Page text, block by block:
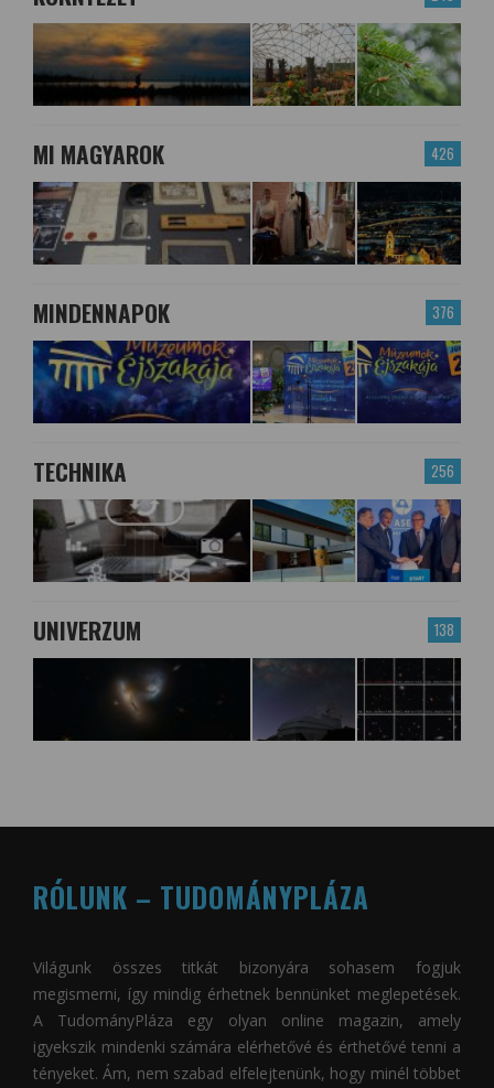
426
MI MAGYAROK
376
MINDENNAPOK
256
TECHNIKA
138
UNIVERZUM
RÓLUNK – TUDOMÁNYPLÁZA
Világunk összes titkát bizonyára sohasem fogjuk
megismerni, így mindig érhetnek bennünket meglepetések.
A TudományPláza egy olyan online magazin, amely
igyekszik mindenki számára elérhetővé és érthetővé tenni a
tényeket. Ám, nem szabad elfelejtenünk, hogy minél többet